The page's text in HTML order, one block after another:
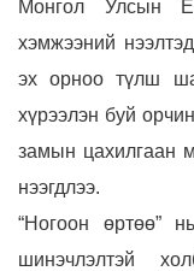
Монгол Улсын
хэмжээний
эх орноо түлш
хүрээлэн буй
замын цахилгаан
нээгдлээ.
“Ногоон өртөө”
шинэчлэлтэй